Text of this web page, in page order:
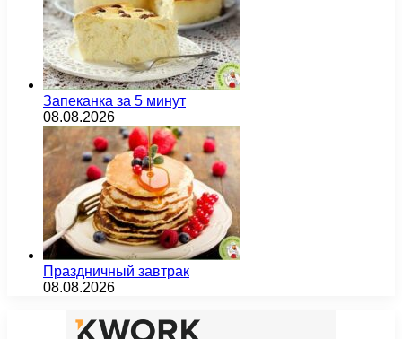
Запеканка за 5 минут
08.08.2026
Праздничный завтрак
08.08.2026